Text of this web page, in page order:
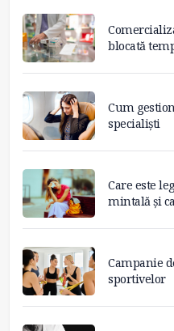
blocată
Cum
specialiști
Care este
mintală și
Campanie
sportivelor